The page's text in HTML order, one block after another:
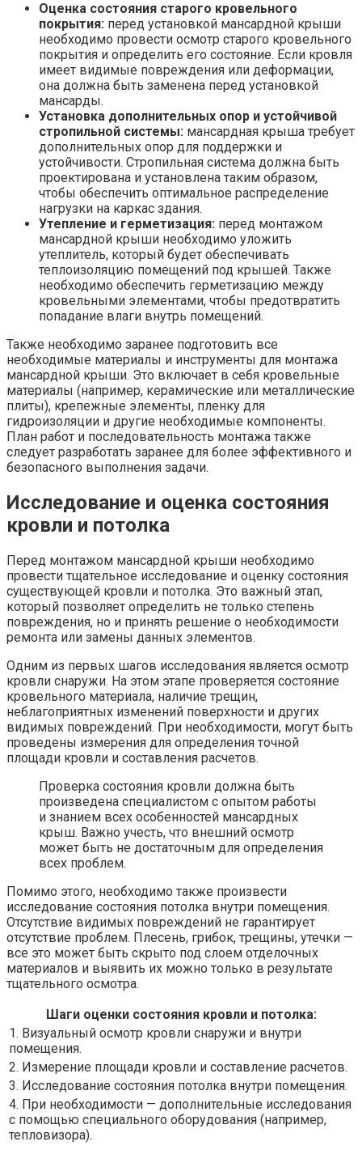
Оценка состояния старого кровельного
покрытия: перед установкой мансардной крыши
необходимо провести осмотр старого кровельного
покрытия и определить его состояние. Если кровля
имеет видимые повреждения или деформации,
она должна быть заменена перед установкой
мансарды.
Установка дополнительных опор и устойчивой
стропильной системы: мансардная крыша требует
дополнительных опор для поддержки и
устойчивости. Стропильная система должна быть
проектирована и установлена таким образом,
чтобы обеспечить оптимальное распределение
нагрузки на каркас здания.
Утепление и герметизация: перед монтажом
мансардной крыши необходимо уложить
утеплитель, который будет обеспечивать
теплоизоляцию помещений под крышей. Также
необходимо обеспечить герметизацию между
кровельными элементами, чтобы предотвратить
попадание влаги внутрь помещений.
Также необходимо заранее подготовить все
необходимые материалы и инструменты для монтажа
мансардной крыши. Это включает в себя кровельные
материалы (например, керамические или металлические
плиты), крепежные элементы, пленку для
гидроизоляции и другие необходимые компоненты.
План работ и последовательность монтажа также
следует разработать заранее для более эффективного и
безопасного выполнения задачи.
Исследование и оценка состояния
кровли и потолка
Перед монтажом мансардной крыши необходимо
провести тщательное исследование и оценку состояния
существующей кровли и потолка. Это важный этап,
который позволяет определить не только степень
повреждения, но и принять решение о необходимости
ремонта или замены данных элементов.
Одним из первых шагов исследования является осмотр
кровли снаружи. На этом этапе проверяется состояние
кровельного материала, наличие трещин,
неблагоприятных изменений поверхности и других
видимых повреждений. При необходимости, могут быть
проведены измерения для определения точной
площади кровли и составления расчетов.
Проверка состояния кровли должна быть
произведена специалистом с опытом работы
и знанием всех особенностей мансардных
крыш. Важно учесть, что внешний осмотр
может быть не достаточным для определения
всех проблем.
Помимо этого, необходимо также произвести
исследование состояния потолка внутри помещения.
Отсутствие видимых повреждений не гарантирует
отсутствие проблем. Плесень, грибок, трещины, утечки —
все это может быть скрыто под слоем отделочных
материалов и выявить их можно только в результате
тщательного осмотра.
Шаги оценки состояния кровли и потолка:
1. Визуальный осмотр кровли снаружи и внутри
помещения.
2. Измерение площади кровли и составление расчетов.
3. Исследование состояния потолка внутри помещения.
4. При необходимости — дополнительные исследования
с помощью специального оборудования (например,
тепловизора).